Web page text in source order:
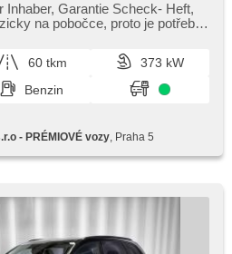
digitální přístrojový štít,
počítače, Autoradio,
beheizte Lenkrad,
osvětlení interiéru, roletky na
opěrka, höheneinstellbare
Sitze, paměť nastavení
Leuchten, Heck LED
automatické přepínání
Getönte Scheiben, El.
pádly pod volantem, autom.
Niveauregulierung, Federung
Inhaber,​ Garantie Scheck​- Heft,​
na pobočce,​ proto je potřeba
60 tkm
373 kW
Benzin
- PRÉMIOVÉ vozy , Praha 5